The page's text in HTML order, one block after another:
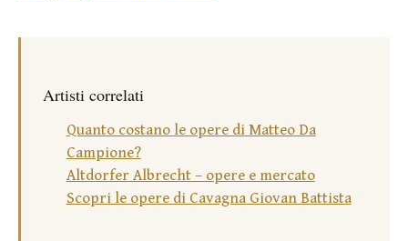
Artisti correlati
Quanto costano le opere di Matteo Da
Campione?
Altdorfer Albrecht – opere e mercato
Scopri le opere di Cavagna Giovan Battista